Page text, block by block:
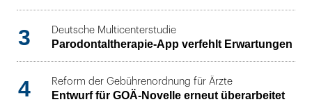
3 Deutsche Multicenterstudie
Parodontaltherapie-App verfehlt Erwartungen
4 Reform der Gebührenordnung für Ärzte
Entwurf für GOÄ-Novelle erneut überarbeitet